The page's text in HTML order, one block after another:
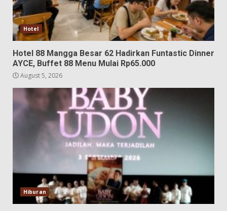
Hotel
Hotel 88 Mangga Besar 62 Hadirkan Funtastic Dinner
AYCE, Buffet 88 Menu Mulai Rp65.000
August 5, 2026
Hiburan